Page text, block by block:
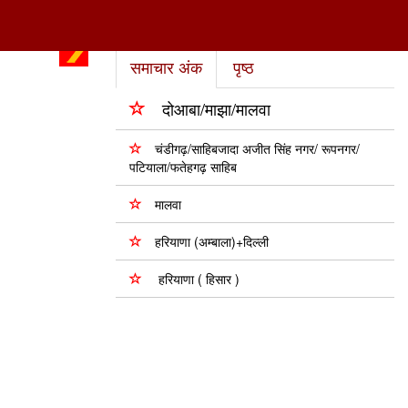
समाचार अंक
पृष्ठ
दोआबा/माझा/मालवा
चंडीगढ़/साहिबजादा अजीत सिंह नगर/ रूपनगर/
पटियाला/फतेहगढ़ साहिब
मालवा
हरियाणा (अम्बाला)+दिल्ली
हरियाणा ( हिसार )